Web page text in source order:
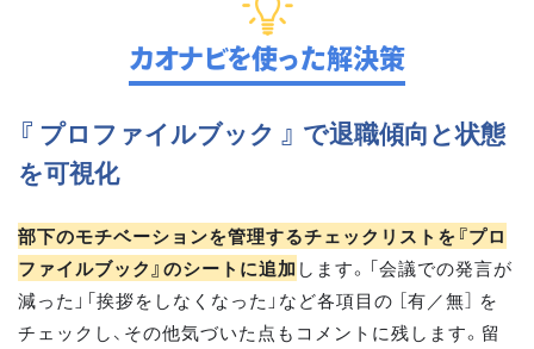
カオナビを使った解決策
『 プロファイルブック 』 で退職傾向と状態
を可視化
部下のモチベーションを管理するチェックリストを『プロ
ファイルブック』のシートに追加 します。「会議での発言が
減った」「挨拶をしなくなった」など各項目の ［有／無］ を
チェックし、その他気づいた点もコメントに残します。留